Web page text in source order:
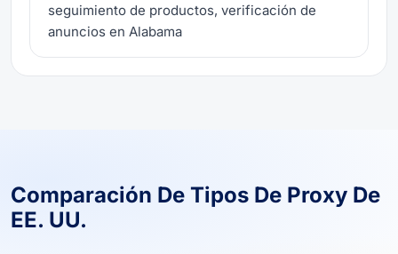
seguimiento de productos, verificación de
anuncios en Alabama
Comparación De Tipos De Proxy De
EE. UU.